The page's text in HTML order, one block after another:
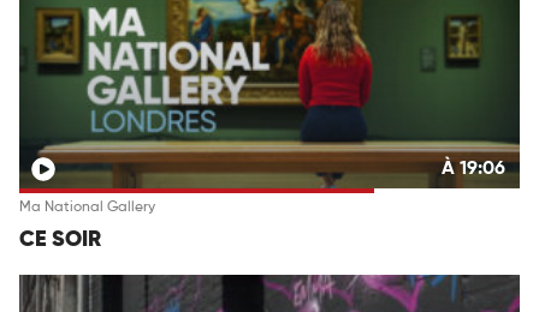
À 19:06
Ma National Gallery
CE SOIR